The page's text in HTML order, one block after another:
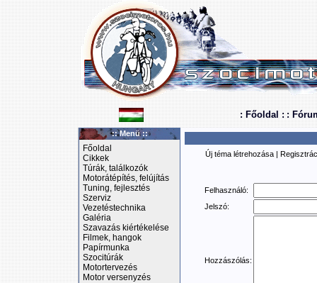
: Főoldal : :
:: Menü ::
Főoldal
Cikkek
Túrák, találkozók
Motorátépítés, felújítás
Tuning, fejlesztés
Szerviz
Vezetéstechnika
Galéria
Szavazás kiértékelése
Filmek, hangok
Papírmunka
Szocitúrák
Motortervezés
Motor versenyzés
Új téma létrehozása |
Felhasználó:
Jelszó:
Hozzászólás: